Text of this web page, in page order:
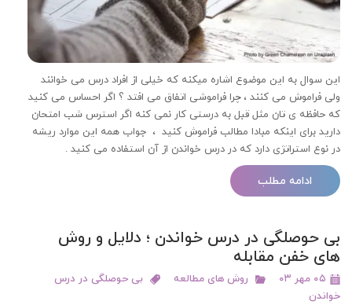
این سوال به این موضوع اشاره میکنه که خیلی از افراد درس می خوانند
ولی فراموش می کنند ، چرا فراموشی اتفاق می افتد ؟ اگر احساس می کنید
که حافظه ی تان مثل قبل به درستی کار نمی کنه اگر استرس شب امتحان
دارید برای اینکه مبادا مطالب فراموش کنید ، جواب همه این موارد ریشه
در نوع استراتژی دارد که در درس خواندن از آن استفاده می کنید .
ادامه مطلب
بی حوصلگی در درس خواندن ؛ دلایل و روش
های خفن مقابله
۰۵ مهر ۰۳ روش های مطالعه
بی حوصلگی در درس
خواندن